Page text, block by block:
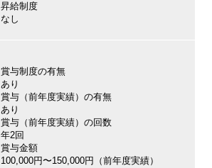
昇給制度
なし
賞与制度の有無
あり
賞与（前年度実績）の有無
あり
賞与（前年度実績）の回数
年2回
賞与金額
100,000円〜150,000円（前年度実績）